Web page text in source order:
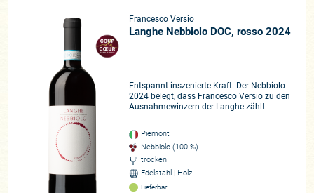
Francesco Versio
Langhe Nebbiolo DOC, rosso 2024
Entspannt inszenierte Kraft: Der Nebbiolo
2024 belegt, dass Francesco Versio zu den
Ausnahmewinzern der Langhe zählt
Piemont
Nebbiolo (100 %)
trocken
Edelstahl | Holz
Lieferbar